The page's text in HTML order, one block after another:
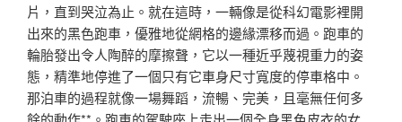
片，直到哭泣為止。就在這時，一輛像是從科幻電影裡開
出來的黑色跑車，優雅地從網格的邊緣漂移而過。跑車的
輪胎發出令人陶醉的摩擦聲，它以一種近乎蔑視重力的姿
態，精準地停進了一個只有它車身尺寸寬度的停車格中。
那泊車的過程就像一場舞蹈，流暢、完美，且毫無任何多